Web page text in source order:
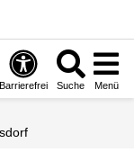
Barrierefrei Suche Menü